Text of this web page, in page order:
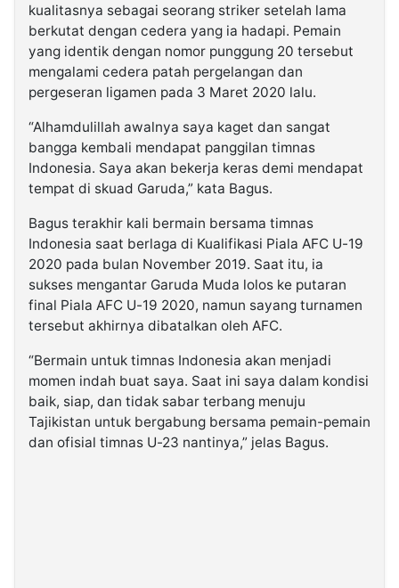
kualitasnya sebagai seorang striker setelah lama
berkutat dengan cedera yang ia hadapi. Pemain
yang identik dengan nomor punggung 20 tersebut
mengalami cedera patah pergelangan dan
pergeseran ligamen pada 3 Maret 2020 lalu.
“Alhamdulillah awalnya saya kaget dan sangat
bangga kembali mendapat panggilan timnas
Indonesia. Saya akan bekerja keras demi mendapat
tempat di skuad Garuda,” kata Bagus.
Bagus terakhir kali bermain bersama timnas
Indonesia saat berlaga di Kualifikasi Piala AFC U-19
2020 pada bulan November 2019. Saat itu, ia
sukses mengantar Garuda Muda lolos ke putaran
final Piala AFC U-19 2020, namun sayang turnamen
tersebut akhirnya dibatalkan oleh AFC.
“Bermain untuk timnas Indonesia akan menjadi
momen indah buat saya. Saat ini saya dalam kondisi
baik, siap, dan tidak sabar terbang menuju
Tajikistan untuk bergabung bersama pemain-pemain
dan ofisial timnas U-23 nantinya,” jelas Bagus.